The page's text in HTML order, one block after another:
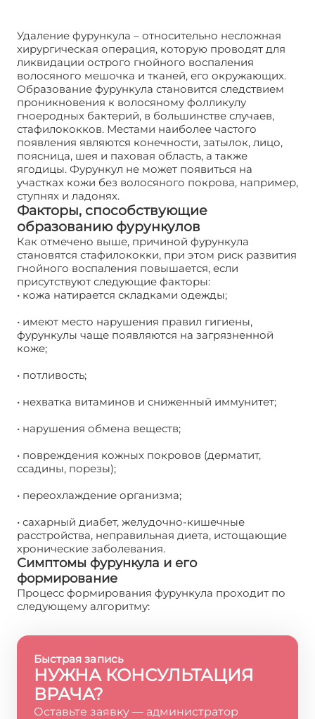
Удаление фурункула – относительно несложная
хирургическая операция, которую проводят для
ликвидации острого гнойного воспаления
волосяного мешочка и тканей, его окружающих.
Образование фурункула становится следствием
проникновения к волосяному фолликулу
гноеродных бактерий, в большинстве случаев,
стафилококков. Местами наиболее частого
появления являются конечности, затылок, лицо,
поясница, шея и паховая область, а также
ягодицы. Фурункул не может появиться на
участках кожи без волосяного покрова, например,
ступнях и ладонях.
Факторы, способствующие
образованию фурункулов
Как отмечено выше, причиной фурункула
становятся стафилококки, при этом риск развития
гнойного воспаления повышается, если
присутствуют следующие факторы:
• кожа натирается складками одежды;
• имеют место нарушения правил гигиены,
фурункулы чаще появляются на загрязненной
коже;
• потливость;
• нехватка витаминов и сниженный иммунитет;
• нарушения обмена веществ;
• повреждения кожных покровов (дерматит,
ссадины, порезы);
• переохлаждение организма;
• сахарный диабет, желудочно-кишечные
расстройства, неправильная диета, истощающие
хронические заболевания.
Симптомы фурункула и его
формирование
Процесс формирования фурункула проходит по
следующему алгоритму:
Быстрая запись
НУЖНА КОНСУЛЬТАЦИЯ
ВРАЧА?
Оставьте заявку — администратор